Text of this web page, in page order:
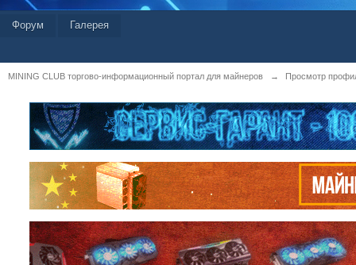
Форум Галерея
MINING CLUB торгово-информационный портал для майнеров → Просмотр